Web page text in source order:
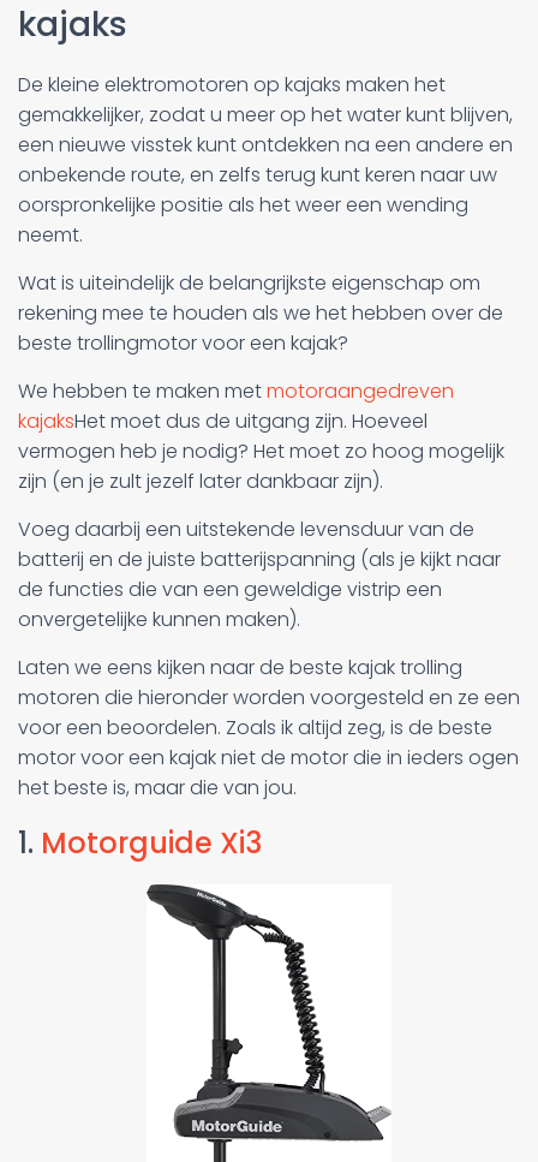
kajaks
De kleine elektromotoren op kajaks maken het
gemakkelijker, zodat u meer op het water kunt blijven,
een nieuwe visstek kunt ontdekken na een andere en
onbekende route, en zelfs terug kunt keren naar uw
oorspronkelijke positie als het weer een wending
neemt.
Wat is uiteindelijk de belangrijkste eigenschap om
rekening mee te houden als we het hebben over de
beste trollingmotor voor een kajak?
We hebben te maken metmotoraangedreven
kajaksHet moet dus de uitgang zijn. Hoeveel
vermogen heb je nodig? Het moet zo hoog mogelijk
zijn (en je zult jezelf later dankbaar zijn).
Voeg daarbij een uitstekende levensduur van de
batterij en de juiste batterijspanning (als je kijkt naar
de functies die van een geweldige vistrip een
onvergetelijke kunnen maken).
Laten we eens kijken naar de beste kajak trolling
motoren die hieronder worden voorgesteld en ze een
voor een beoordelen. Zoals ik altijd zeg, is de beste
motor voor een kajak niet de motor die in ieders ogen
het beste is, maar die van jou.
1. Motorguide Xi3